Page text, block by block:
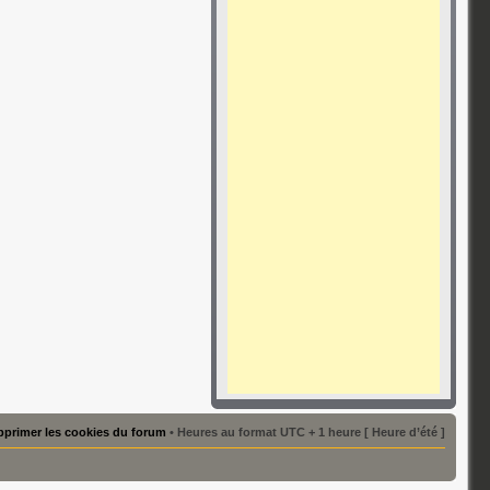
les cookies du forum • Heures au format UTC + 1 heure [ Heure d’été ]